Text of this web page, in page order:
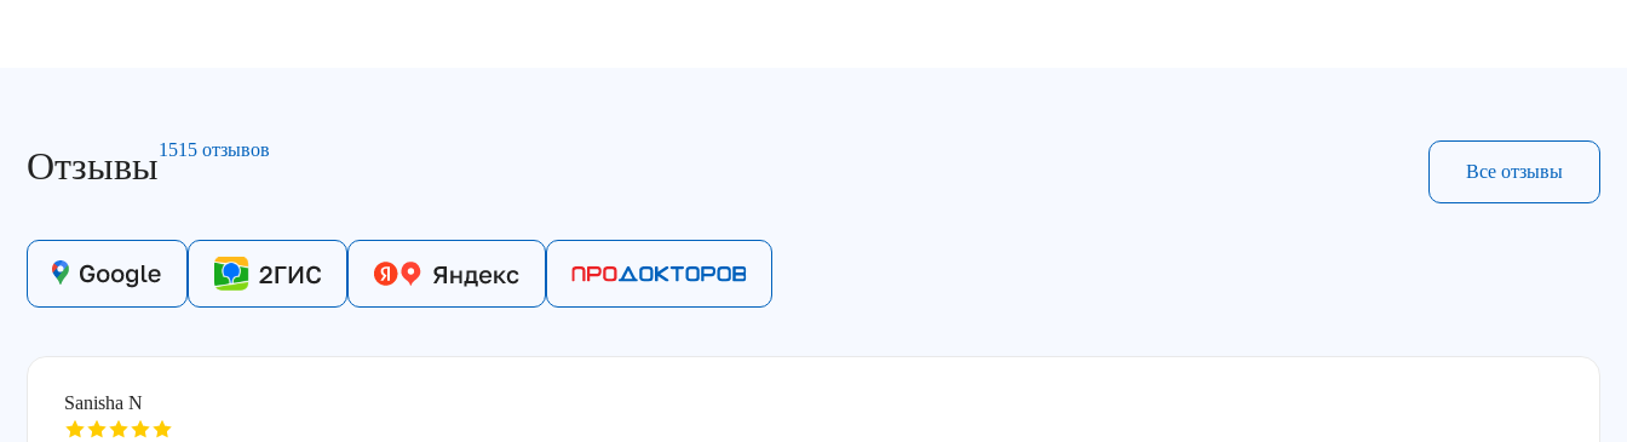
Отзывы1515 отзывов
Все отзывы
Sanisha N